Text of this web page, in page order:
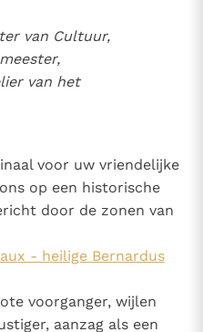
is zowel een gave als
toont ons de noodzaak om
veel belangrijke
de Rooms
beschikbaar
van donaties.
van Cultuur,
van het
voor uw vriendelijke
op een historische
door de zonen van
- heilige Bernardus
voorganger, wijlen
aanzag als een